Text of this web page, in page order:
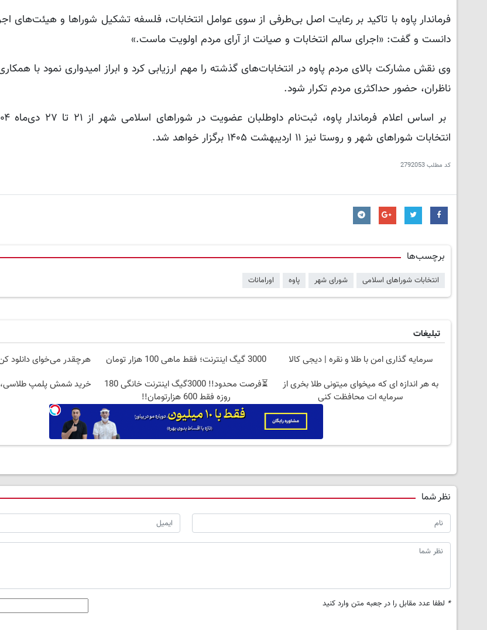
فرماندار پاوه با تاکید بر رعایت اصل بی‌طرفی از سوی عوامل انتخابات، فلسفه تشکیل شوراها و هیئت‌های
دانست و گفت: «اجرای سالم انتخابات و صیانت از آرای مردم اولویت ماست.»
وی نقش مشارکت بالای مردم پاوه در انتخابات‌های گذشته را مهم ارزیابی کرد و ابراز امیدواری نمود با
ناظران، حضور حداکثری مردم تکرار شود.
انتخابات شوراهای شهر و روستا نیز ۱۱ اردیبهشت ۱۴۰۵ برگزار خواهد شد.
کد مطلب2792053
برچسب‌ها
انتخابات شوراهای اسلامی شورای شهر پاوه اورامانات
تبلیغات
سرمایه گذاری امن با طلا و نقره | دیجی کالا
3000 گیگ اینترنت؛ فقط ماهی 100 هزار تومان
هرچقدر می‌خوای دانلود کن؛ 3000 گیگ
به هر اندازه ای که میخوای میتونی طلا بخری از
سرمایه ات محافظت کنی
⏳فرصت محدود!! 3000گیگ اینترنت خانگی 180
روزه فقط 600 هزارتومان!!
خرید شمش پلمپ طلاسی، از ۰.۵ گرم تا
نظر شما
* لطفا عدد مقابل را در جعبه متن وارد کنید